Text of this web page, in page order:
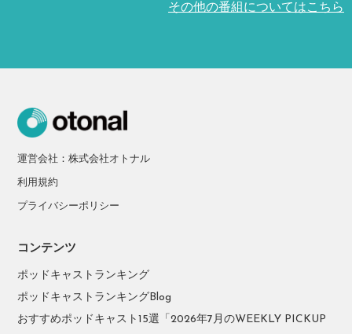
その他の番組についてはこちら
運営会社：株式会社オトナル
利用規約
プライバシーポリシー
コンテンツ
ポッドキャストランキング
ポッドキャストランキングBlog
おすすめポッドキャスト15選「2026年7月のWEEKLY PICKUP